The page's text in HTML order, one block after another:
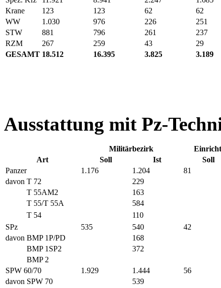
Krane
123 123 62
62
WW
1.030 976 226
251
STW
881 796 261
237
RZM
267 259 43
29
GESAMT 18.512 16.395 3.825 3.189
Ausstattung mit Pz-
Militärbezirk
Art
Soll Ist
Soll
Panzer
1.176 1.204
81
davon T 72
229
T 55AM2
163
T 55/T 55A
584
T 54
110
SPz
535 540
42
davon BMP 1P/PD
168
BMP 1SP2
372
BMP 2
SPW 60/70
1.929 1.444
56
davon SPW 70
539